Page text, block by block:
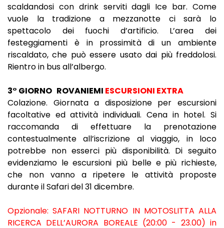
scaldandosi con drink serviti dagli Ice bar. Come
vuole la tradizione a mezzanotte ci sarà lo
spettacolo dei fuochi d’artificio. L’area dei
festeggiamenti è in prossimità di un ambiente
riscaldato, che può essere usato dai più freddolosi.
Rientro in bus all’albergo.
3° GIORNO ROVANIEMI ESCURSIONI EXTRA
Colazione. Giornata a disposizione per escursioni
facoltative ed attività individuali. Cena in hotel. Si
raccomanda di effettuare la prenotazione
contestualmente all’iscrizione al viaggio, in loco
potrebbe non esserci più disponibilità. Di seguito
evidenziamo le escursioni più belle e più richieste,
che non vanno a ripetere le attività proposte
durante il Safari del 31 dicembre.
Opzionale: SAFARI NOTTURNO IN MOTOSLITTA ALLA
RICERCA DELL’AURORA BOREALE (20:00 - 23.00) in